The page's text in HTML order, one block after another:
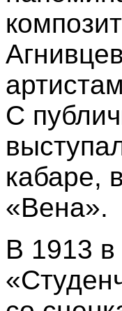
С
кабаре,
«Вена».
В 1913 в